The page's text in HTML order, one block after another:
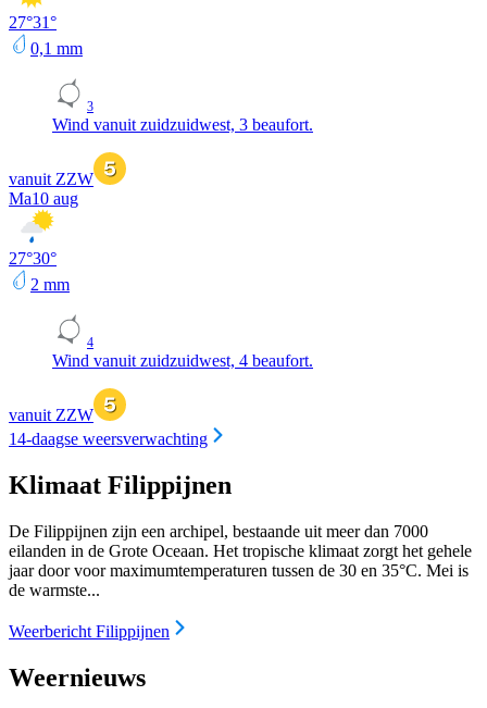
27°31°
0,1 mm
3
Wind vanuit zuidzuidwest, 3 beaufort.
vanuit ZZW
Ma10 aug
27°30°
2 mm
4
Wind vanuit zuidzuidwest, 4 beaufort.
vanuit ZZW
14-daagse weersverwachting
Klimaat Filippijnen
De Filippijnen zijn een archipel, bestaande uit meer dan 7000
eilanden in de Grote Oceaan. Het tropische klimaat zorgt het gehele
jaar door voor maximumtemperaturen tussen de 30 en 35°C. Mei is
de warmste...
Weerbericht Filippijnen
Weernieuws